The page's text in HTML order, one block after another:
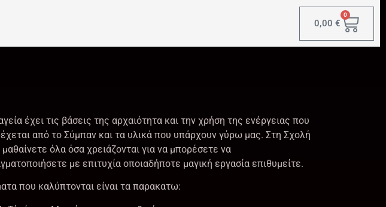
0,00 €
0
έχει τις βάσεις της αρχαιότητα και την χρήση της ενέργειας που
από το Σύμπαν και τα υλικά που υπάρχουν γύρω μας. Στη Σχολή
όλα όσα χρειάζονται για να μπορέσετε να
με επιτυχία οποιαδήποτε μαγική εργασία επιθυμείτε.
που καλύπτονται είναι τα παρακατω: